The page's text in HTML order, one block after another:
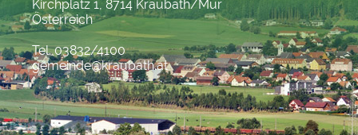
Kirchplatz 1, 8714 Kraubath/Mur
Österreich
Tel. 03832/4100
gemeinde@kraubath.at